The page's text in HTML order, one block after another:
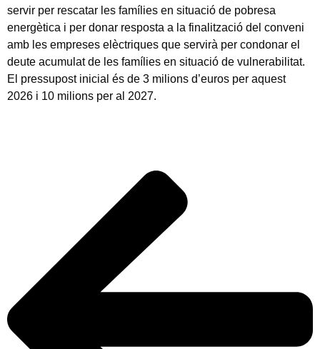
servir per rescatar les famílies en situació de pobresa
energètica i per donar resposta a la finalització del conveni
amb les empreses elèctriques que servirà per condonar el
deute acumulat de les famílies en situació de vulnerabilitat.
El pressupost inicial és de 3 milions d’euros per aquest
2026 i 10 milions per al 2027.